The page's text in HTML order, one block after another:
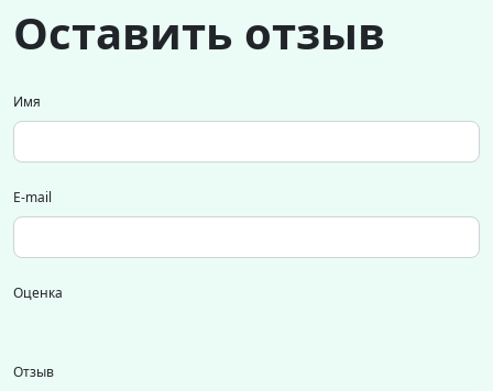
Оставить отзыв
Имя
E-mail
Оценка
Отзыв